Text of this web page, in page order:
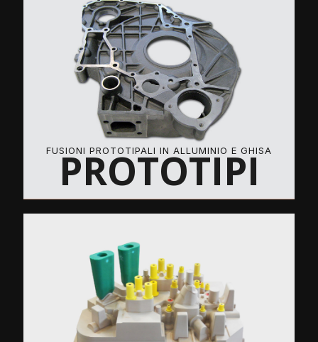
FUSIONI PROTOTIPALI IN ALLUMINIO E GHISA
PROTOTIPI